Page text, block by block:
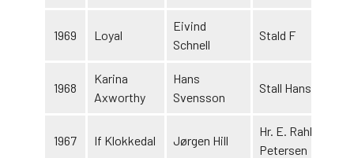
1969 Loyal
Eivind
Schnell
Stald F
1968
Karina
Axworthy
Hans
Svensson
Stall Hans
1967 If Klokkedal Jørgen Hill
Hr. E. Rahbek
Petersen